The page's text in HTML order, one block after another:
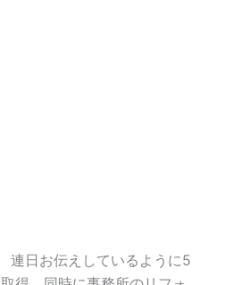
連日お伝えしているように5